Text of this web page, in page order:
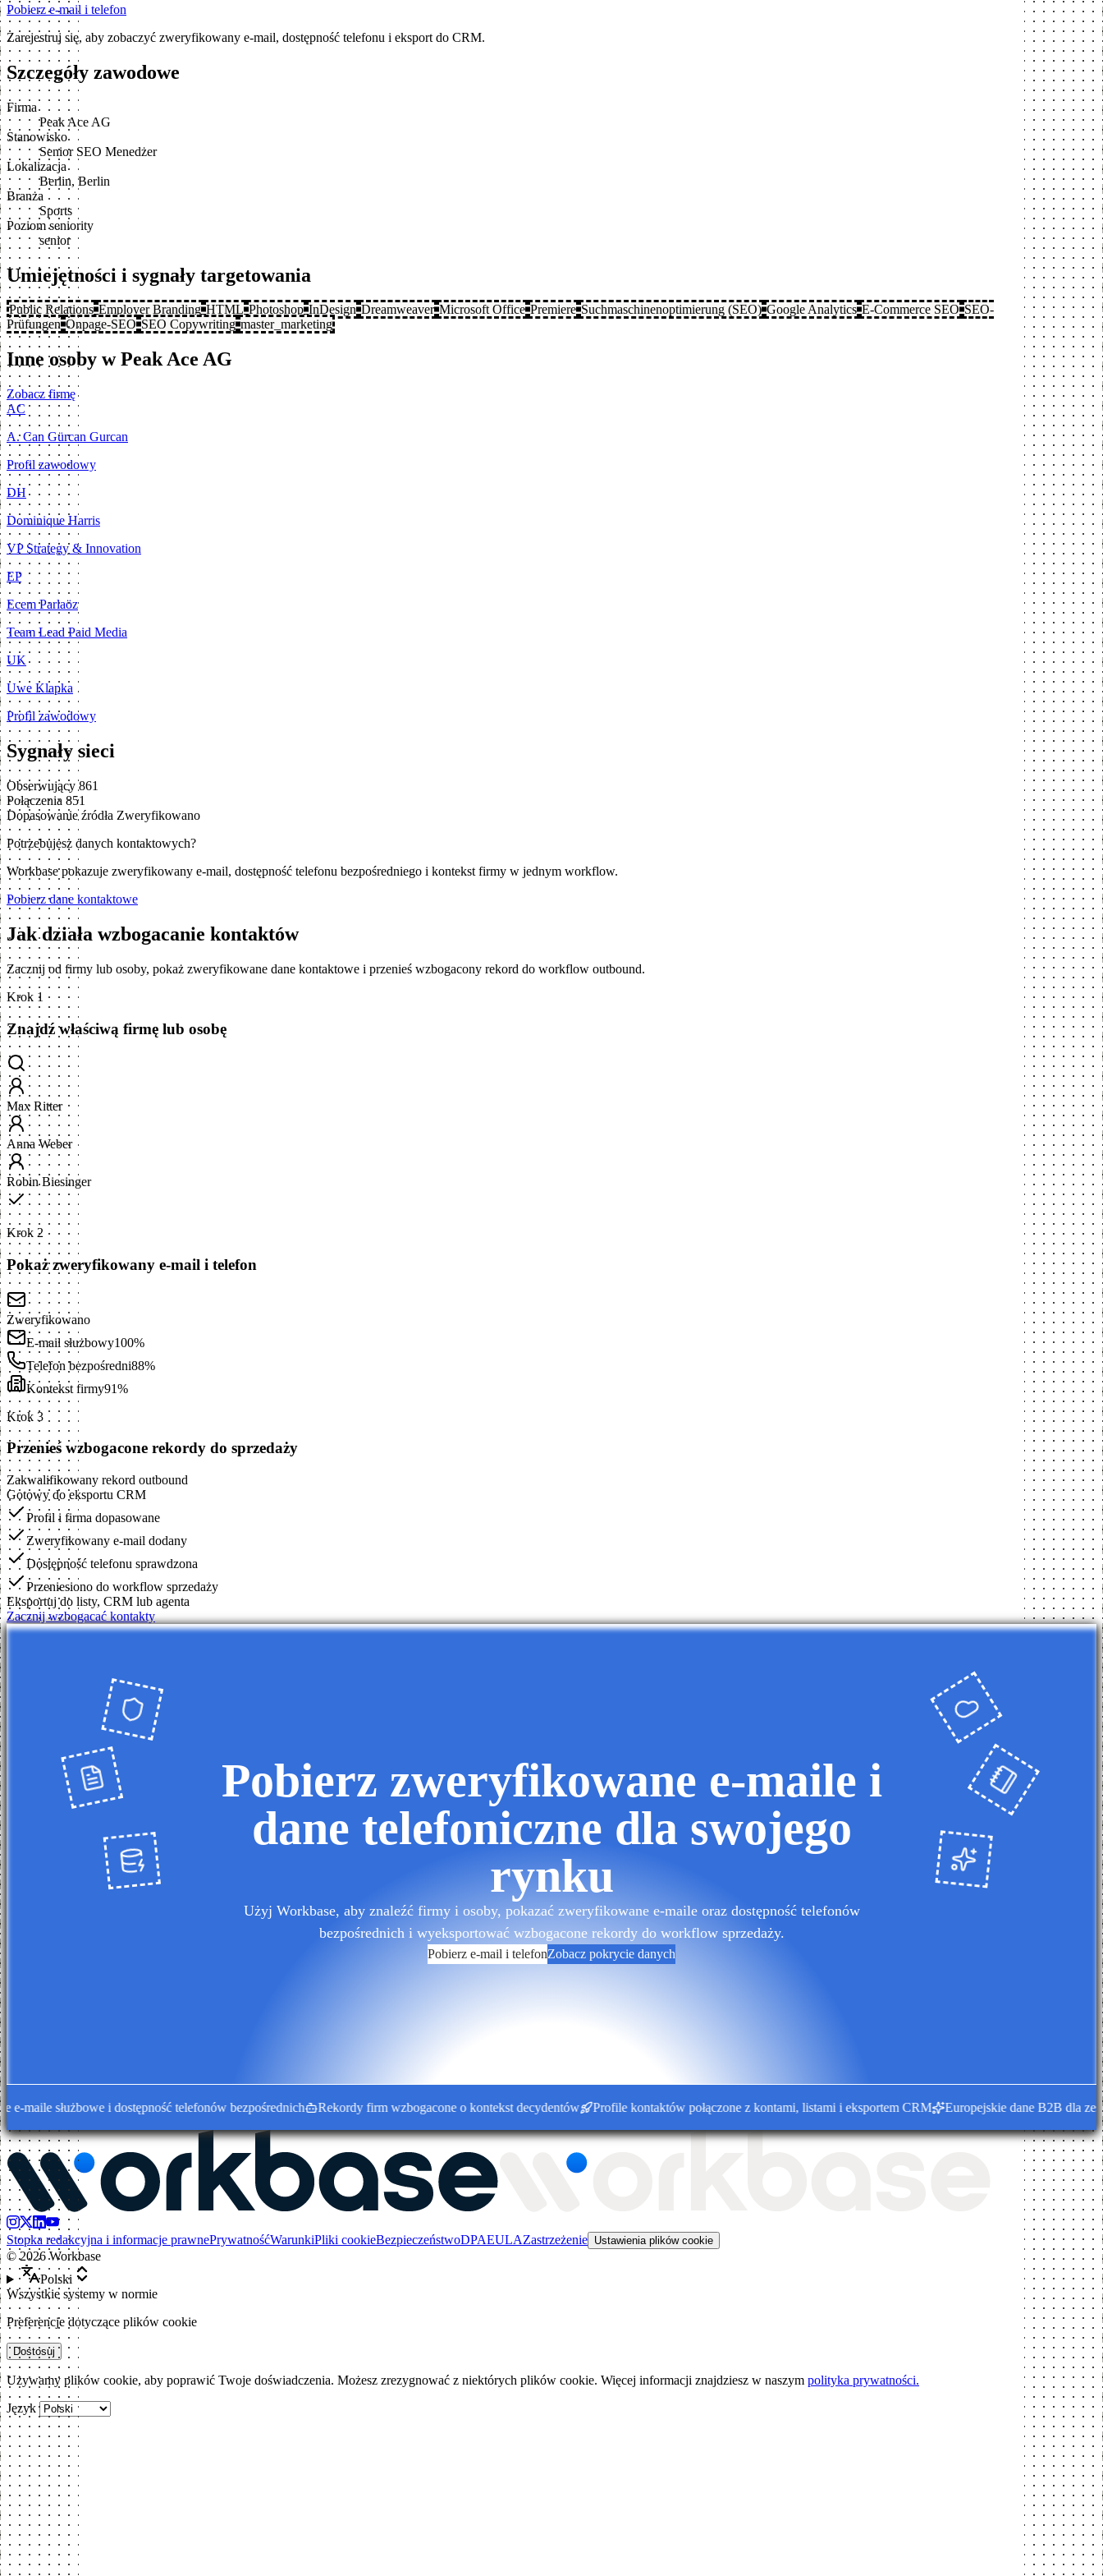
Pobierz e-mail i telefon
Zarejestruj się, aby zobaczyć zweryfikowany e-mail, dostępność telefonu i eksport do CRM.
Szczegóły zawodowe
Firma
Peak Ace AG
Stanowisko
Senior SEO Menedżer
Lokalizacja
Berlin, Berlin
Branża
Sports
Poziom seniority
senior
Umiejętności i sygnały targetowania
Public Relations Employer Branding HTML Photoshop InDesign Dreamweaver Microsoft Office Premiere Suchmaschinenoptimierung (SEO) Google Analytics E-Commerce SEO SEO-
Prüfungen Onpage-SEO SEO Copywriting master_marketing
Inne osoby w Peak Ace AG
Zobacz firmę
AC
A. Can Gürcan Gurcan
Profil zawodowy
DH
Dominique Harris
VP Strategy & Innovation
EP
Ecem Parlaöz
Team Lead Paid Media
UK
Uwe Klapka
Profil zawodowy
Sygnały sieci
Obserwujący 861
Połączenia 851
Dopasowanie źródła Zweryfikowano
Potrzebujesz danych kontaktowych?
Workbase pokazuje zweryfikowany e-mail, dostępność telefonu bezpośredniego i kontekst firmy w jednym workflow.
Pobierz dane kontaktowe
Jak działa wzbogacanie kontaktów
Zacznij od firmy lub osoby, pokaż zweryfikowane dane kontaktowe i przenieś wzbogacony rekord do workflow outbound.
Krok 1
Znajdź właściwą firmę lub osobę
Max Ritter
Anna Weber
Robin Biesinger
Krok 2
Pokaż zweryfikowany e-mail i telefon
Zweryfikowano
E-mail służbowy100%
Telefon bezpośredni88%
Kontekst firmy91%
Krok 3
Przenieś wzbogacone rekordy do sprzedaży
Zakwalifikowany rekord outbound
Gotowy do eksportu CRM
Profil i firma dopasowane
Zweryfikowany e-mail dodany
Dostępność telefonu sprawdzona
Przeniesiono do workflow sprzedaży
Eksportuj do listy, CRM lub agenta
Zacznij wzbogacać kontakty
Pobierz zweryfikowane e-maile i
dane telefoniczne dla swojego
rynku
Użyj Workbase, aby znaleźć firmy i osoby, pokazać zweryfikowane e-maile oraz dostępność telefonów
bezpośrednich i wyeksportować wzbogacone rekordy do workflow sprzedaży.
Pobierz e-mail i telefonZobacz pokrycie danych
służbowe i dostępność telefonów bezpośrednich Rekordy firm wzbogacone o kontekst decydentów Profile kontaktów połączone z kontami, listami i eksportem CRM Europejskie dane B2B dla
Stopka redakcyjna i informacje prawnePrywatnośćWarunkiPliki cookieBezpieczeństwoDPAEULAZastrzeżenie Ustawienia plików cookie
©2026 Workbase
Polski
Wszystkie systemy w normie
Preferencje dotyczące plików cookie
Dostosuj
Używamy plików cookie, aby poprawić Twoje doświadczenia. Możesz zrezygnować z niektórych plików cookie. Więcej informacji znajdziesz w naszym polityka prywatności.
Język